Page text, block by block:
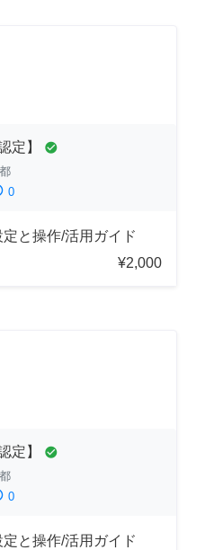
定】 check_circle
0
と操作/活用ガイド
¥2,000
定】 check_circle
0
と操作/活用ガイド